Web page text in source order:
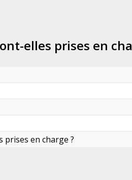
elles prises en
prises en charge ?